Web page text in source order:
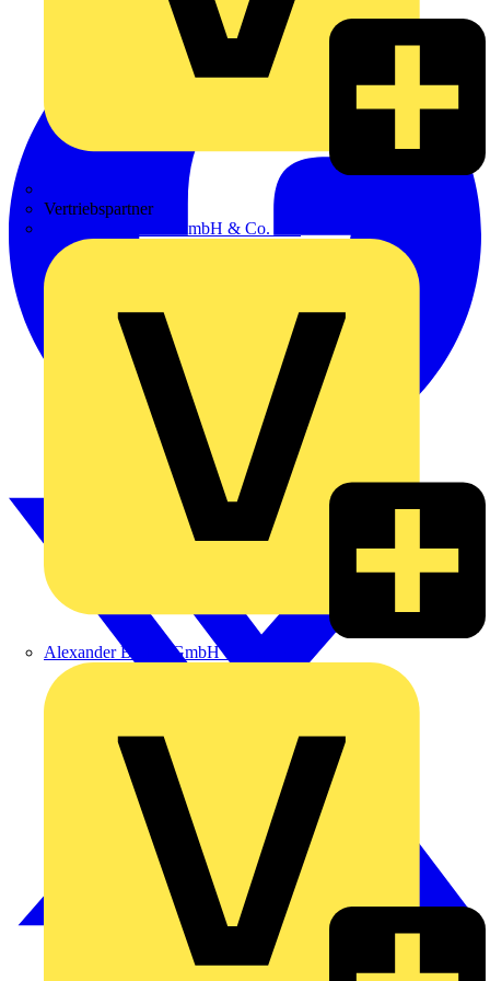
Vertriebspartner
Adalbert Zajadacz GmbH & Co. KG
Alexander Bürkle GmbH & Co. KG